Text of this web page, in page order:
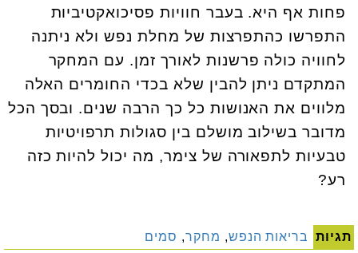
פחות אף היא. בעבר חוויות פסיכואקטיביות
התפרשו כהתפרצות של מחלת נפש ולא ניתנה
לחוויה כולה פרשנות לאורך זמן. עם המחקר
המתקדם ניתן להבין שלא בכדי החומרים האלה
מלווים את האנושות כל כך הרבה שנים. ובסך הכל
מדובר בשילוב מושלם בין סגולות תרפויטיות
טבעיות לתפאורה של צימר, מה יכול להיות כזה
רע?
תגיות בריאות הנפש, מחקר, סמים